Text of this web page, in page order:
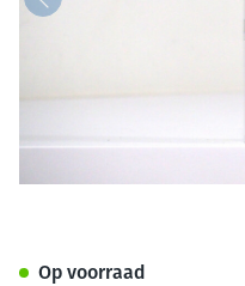
Op voorraad